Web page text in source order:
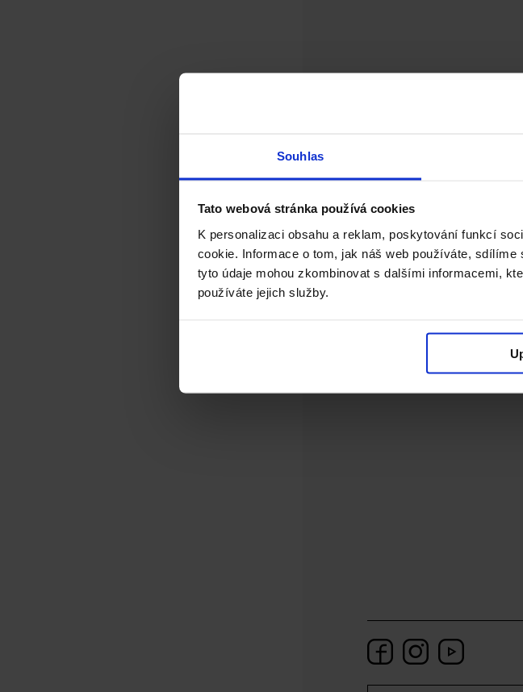
Souhlas
Tato webová stránka používá cookies
K personalizaci obsahu a reklam, poskytování funkcí
cookie. Informace o tom, jak náš web používáte,
tyto údaje mohou zkombinovat s dalšími informacemi,
používáte jejich služby.
Facebook